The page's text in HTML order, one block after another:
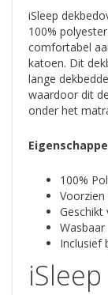
iSleep
100%
comfortabel
katoen. Dit
lange
waardoor dit
onder het
100%
Geschikt
Wasbaar
Inclusief
iSleep